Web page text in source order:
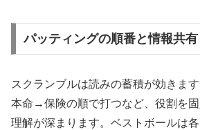
パッティングの順番と情報共有
スクランブルは読みの蓄積が効きま
本命→保険の順で打つなど、役割を
理解が深まります。ベストボールは